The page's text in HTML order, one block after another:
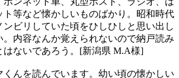
ト等など懐かしいものばかり。昭和時代
ビリしていた頃をひしひしと思い出し
内容なんか覚えられないので納戸読み
はないであろう。[新潟県 M.A様]
んを読んでいます。幼い頃の懐かしい